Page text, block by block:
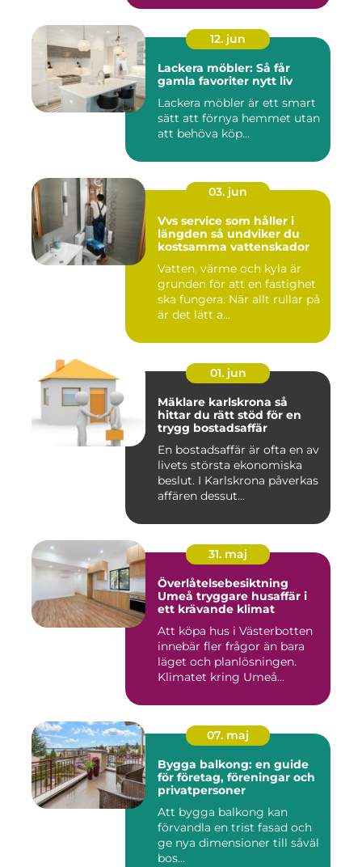
12. jun
Lackera möbler: Så får
gamla favoriter nytt liv
Lackera möbler är ett smart
sätt att förnya hemmet utan
att behöva köp...
03. jun
Vvs service som håller i
längden så undviker du
kostsamma vattenskador
Vatten, värme och kyla är
grunden för att en fastighet
ska fungera. När allt rullar på
är det lätt a...
01. jun
Mäklare karlskrona så
hittar du rätt stöd för en
trygg bostadsaffär
En bostadsaffär är ofta en av
livets största ekonomiska
beslut. I Karlskrona påverkas
affären dessut...
31. maj
Överlåtelsebesiktning
Umeå tryggare husaffär i
ett krävande klimat
Att köpa hus i Västerbotten
innebär fler frågor än bara
läget och planlösningen.
Klimatet kring Umeå...
07. maj
Bygga balkong: en guide
för företag, föreningar och
privatpersoner
Att bygga balkong kan
förvandla en trist fasad och
ge nya dimensioner till såväl
bos...